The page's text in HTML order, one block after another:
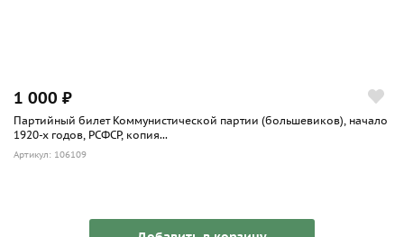
1 000 ₽
Партийный билет Коммунистической партии (большевиков), начало
1920-х годов, РСФСР, копия...
Артикул: 106109